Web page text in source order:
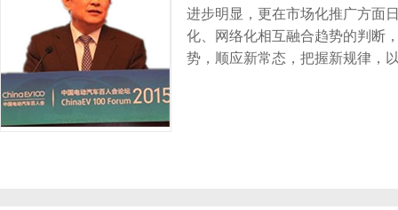
进步明显，更在市场化推广方面
化、网络化相互融合趋势的判断
势，顺应新常态，把握新规律，